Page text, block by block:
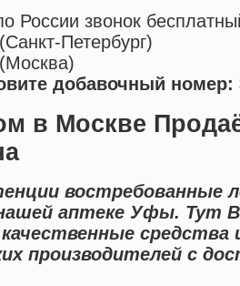
России звонок
(Санкт-Петербург)
(Москва)
добавочный номер:
в Москве
востребованные
аптеке Уфы. Тут
качественные
производителей с